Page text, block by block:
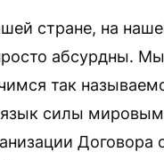
стране, на
абсурдны.
так
язык силы
Договора